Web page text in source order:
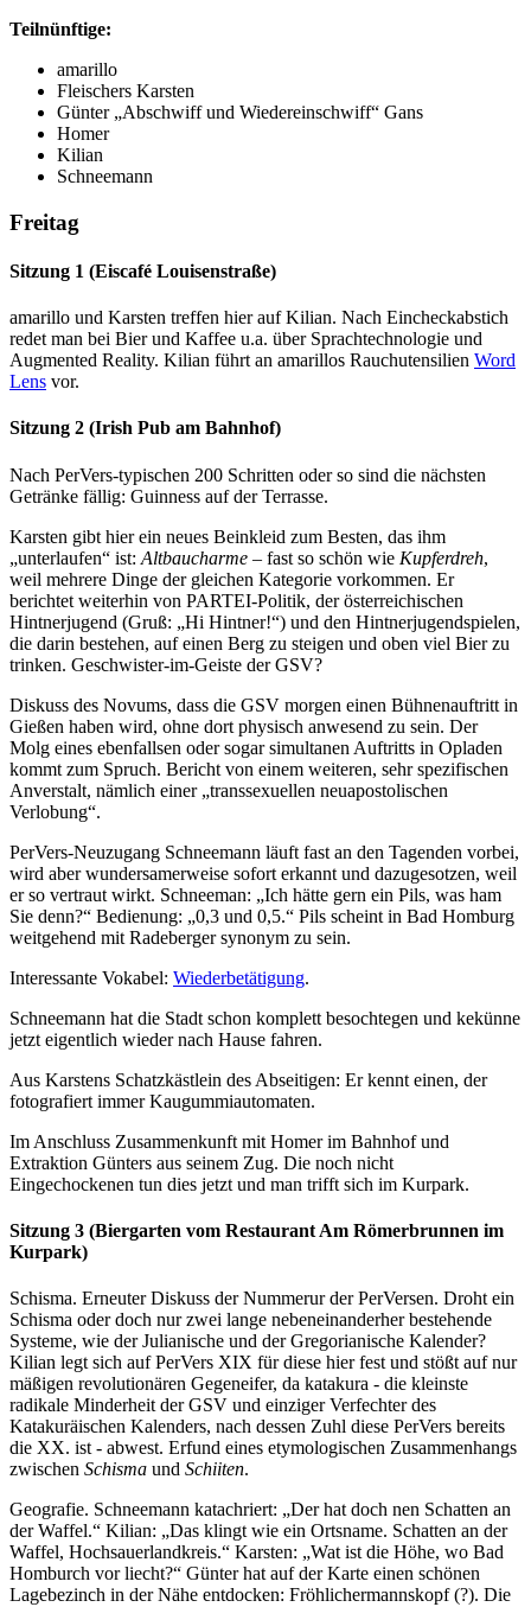
Teilnünftige:
amarillo
Fleischers Karsten
Günter „Abschwiff und Wiedereinschwiff“ Gans
Homer
Kilian
Schneemann
Freitag
Sitzung 1 (Eiscafé Louisenstraße)
amarillo und Karsten treffen hier auf Kilian. Nach Eincheckabstich
redet man bei Bier und Kaffee u.a. über Sprachtechnologie und
Augmented Reality. Kilian führt an amarillos Rauchutensilien Word
Lens vor.
Sitzung 2 (Irish Pub am Bahnhof)
Nach PerVers-typischen 200 Schritten oder so sind die nächsten
Getränke fällig: Guinness auf der Terrasse.
Karsten gibt hier ein neues Beinkleid zum Besten, das ihm
„unterlaufen“ ist: Altbaucharme – fast so schön wie Kupferdreh,
weil mehrere Dinge der gleichen Kategorie vorkommen. Er
berichtet weiterhin von PARTEI-Politik, der österreichischen
Hintnerjugend (Gruß: „Hi Hintner!“) und den Hintnerjugendspielen,
die darin bestehen, auf einen Berg zu steigen und oben viel Bier zu
trinken. Geschwister-im-Geiste der GSV?
Diskuss des Novums, dass die GSV morgen einen Bühnenauftritt in
Gießen haben wird, ohne dort physisch anwesend zu sein. Der
Molg eines ebenfallsen oder sogar simultanen Auftritts in Opladen
kommt zum Spruch. Bericht von einem weiteren, sehr spezifischen
Anverstalt, nämlich einer „transsexuellen neuapostolischen
Verlobung“.
PerVers-Neuzugang Schneemann läuft fast an den Tagenden vorbei,
wird aber wundersamerweise sofort erkannt und dazugesotzen, weil
er so vertraut wirkt. Schneeman: „Ich hätte gern ein Pils, was ham
Sie denn?“ Bedienung: „0,3 und 0,5.“ Pils scheint in Bad Homburg
weitgehend mit Radeberger synonym zu sein.
Interessante Vokabel: Wiederbetätigung.
Schneemann hat die Stadt schon komplett besochtegen und kekünne
jetzt eigentlich wieder nach Hause fahren.
Aus Karstens Schatzkästlein des Abseitigen: Er kennt einen, der
fotografiert immer Kaugummiautomaten.
Im Anschluss Zusammenkunft mit Homer im Bahnhof und
Extraktion Günters aus seinem Zug. Die noch nicht
Eingechockenen tun dies jetzt und man trifft sich im Kurpark.
Sitzung 3 (Biergarten vom Restaurant Am Römerbrunnen im
Kurpark)
Schisma. Erneuter Diskuss der Nummerur der PerVersen. Droht ein
Schisma oder doch nur zwei lange nebeneinanderher bestehende
Systeme, wie der Julianische und der Gregorianische Kalender?
Kilian legt sich auf PerVers XIX für diese hier fest und stößt auf nur
mäßigen revolutionären Gegeneifer, da katakura - die kleinste
radikale Minderheit der GSV und einziger Verfechter des
Katakuräischen Kalenders, nach dessen Zuhl diese PerVers bereits
die XX. ist - abwest. Erfund eines etymologischen Zusammenhangs
zwischen Schisma und Schiiten.
Geografie. Schneemann katachriert: „Der hat doch nen Schatten an
der Waffel.“ Kilian: „Das klingt wie ein Ortsname. Schatten an der
Waffel, Hochsauerlandkreis.“ Karsten: „Wat ist die Höhe, wo Bad
Homburch vor liecht?“ Günter hat auf der Karte einen schönen
Lagebezinch in der Nähe entdocken: Fröhlichermannskopf (?). Die